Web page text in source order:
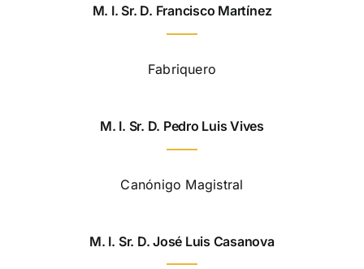
M. I. Sr. D. Francisco Martínez
Fabriquero
M. I. Sr. D. Pedro Luis Vives
Canónigo Magistral
M. I. Sr. D. José Luis Casanova